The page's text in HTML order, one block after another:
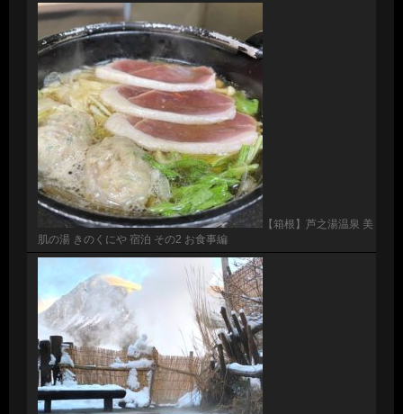
【箱根】芦之湯温泉 美
肌の湯 きのくにや 宿泊 その2 お食事編